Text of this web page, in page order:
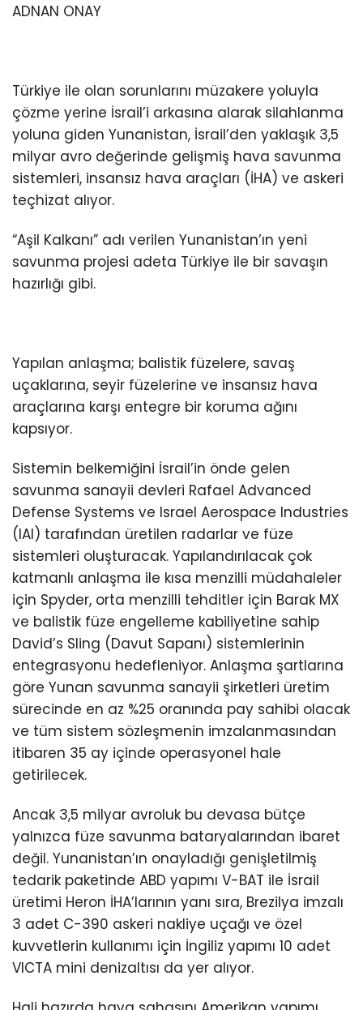
ADNAN ONAY
Türkiye ile olan sorunlarını müzakere yoluyla
çözme yerine İsrail’i arkasına alarak silahlanma
yoluna giden Yunanistan, İsrail’den yaklaşık 3,5
milyar avro değerinde gelişmiş hava savunma
sistemleri, insansız hava araçları (İHA) ve askeri
teçhizat alıyor.
“Aşil Kalkanı” adı verilen Yunanistan’ın yeni
savunma projesi adeta Türkiye ile bir savaşın
hazırlığı gibi.
Yapılan anlaşma; balistik füzelere, savaş
uçaklarına, seyir füzelerine ve insansız hava
araçlarına karşı entegre bir koruma ağını
kapsıyor.
Sistemin belkemiğini İsrail’in önde gelen
savunma sanayii devleri Rafael Advanced
Defense Systems ve Israel Aerospace Industries
(IAI) tarafından üretilen radarlar ve füze
sistemleri oluşturacak. Yapılandırılacak çok
katmanlı anlaşma ile kısa menzilli müdahaleler
için Spyder, orta menzilli tehditler için Barak MX
ve balistik füze engelleme kabiliyetine sahip
David’s Sling (Davut Sapanı) sistemlerinin
entegrasyonu hedefleniyor. Anlaşma şartlarına
göre Yunan savunma sanayii şirketleri üretim
sürecinde en az %25 oranında pay sahibi olacak
ve tüm sistem sözleşmenin imzalanmasından
itibaren 35 ay içinde operasyonel hale
getirilecek.
Ancak 3,5 milyar avroluk bu devasa bütçe
yalnızca füze savunma bataryalarından ibaret
değil. Yunanistan’ın onayladığı genişletilmiş
tedarik paketinde ABD yapımı V-BAT ile İsrail
üretimi Heron İHA’larının yanı sıra, Brezilya imzalı
3 adet C-390 askeri nakliye uçağı ve özel
kuvvetlerin kullanımı için İngiliz yapımı 10 adet
VICTA mini denizaltısı da yer alıyor.